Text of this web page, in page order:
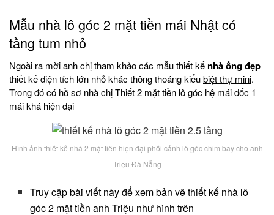
Mẫu nhà lô góc 2 mặt tiền mái Nhật có
tầng tum nhỏ
Ngoài ra mời anh chị tham khảo các mẫu thiết kế nhà ống đẹp
thiết kế diện tích lớn nhỏ khác thông thoáng kiểubiệt thự mini.
Trong đó có hồ sơ nhà chị Thiết 2 mặt tiền lô góc hệ mái dốc 1
mái khá hiện đại
Hình ảnh thiết kế nhà 2 mặt tiền hiện đại phối cảnh lô góc chim bay cho anh
Triệu Đà Nẵng
Truy cập bài viết này để xem bản vẽ thiết kế nhà lô
góc 2 mặt tiền anh Triệu như hình trên